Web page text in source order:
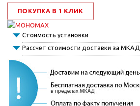
ПОКУПКА В 1 КЛИК
Стоимость установки
Рассчет стоимости доставки за МКАД